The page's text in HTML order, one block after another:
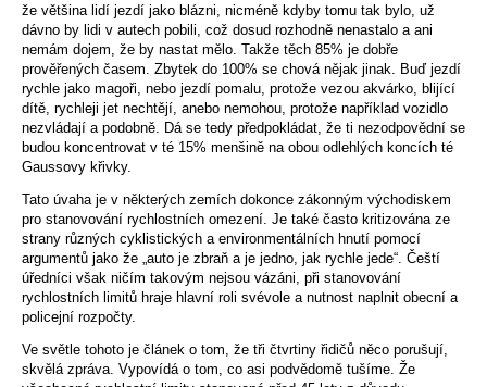
že většina lidí jezdí jako blázni, nicméně kdyby tomu tak bylo, už
dávno by lidi v autech pobili, což dosud rozhodně nenastalo a ani
nemám dojem, že by nastat mělo. Takže těch 85% je dobře
prověřených časem. Zbytek do 100% se chová nějak jinak. Buď jezdí
rychle jako magoři, nebo jezdí pomalu, protože vezou akvárko, blijící
dítě, rychleji jet nechtějí, anebo nemohou, protože například vozidlo
nezvládají a podobně. Dá se tedy předpokládat, že ti nezodpovědní se
budou koncentrovat v té 15% menšině na obou odlehlých koncích té
Gaussovy křivky.
Tato úvaha je v některých zemích dokonce zákonným východiskem
pro stanovování rychlostních omezení. Je také často kritizována ze
strany různých cyklistických a environmentálních hnutí pomocí
argumentů jako že „auto je zbraň a je jedno, jak rychle jede“. Čeští
úředníci však ničím takovým nejsou vázáni, při stanovování
rychlostních limitů hraje hlavní roli svévole a nutnost naplnit obecní a
policejní rozpočty.
Ve světle tohoto je článek o tom, že tři čtvrtiny řidičů něco porušují,
skvělá zpráva. Vypovídá o tom, co asi podvědomě tušíme. Že